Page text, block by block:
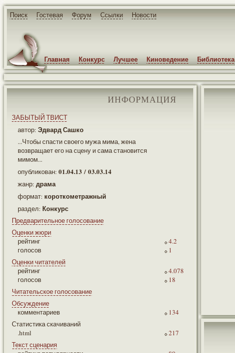
Поиск Гостевая Форум Ссылки Новости
Главная Конкурс Лучшее Киноведение Библиотека
ИНФОРМАЦИЯ
ЗАБЫТЫЙ ТВИСТ
автор: Эдвард Сашко
...Чтобы спасти своего мужа мима, жена
возвращает его на сцену и сама становится
мимом...
опубликован: 01.04.13 / 03.03.14
жанр: драма
формат: короткометражный
раздел: Конкурс
Предварительное голосование
Оценки жюри
рейтинг
4.2
голосов
1
Оценки читателей
рейтинг
4.078
голосов
18
Читательское голосование
Обсуждение
комментариев
134
Статистика скачиваний
.html
217
Текст сценария